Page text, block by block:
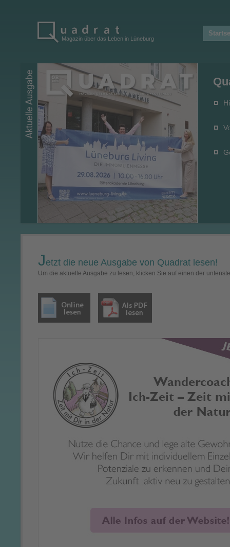
Magazin über das Leben in Lüneburg
Jetzt die neue Ausgabe von Quadrat lesen!
Um die aktuelle Ausgabe zu lesen, klicken Sie auf einen der